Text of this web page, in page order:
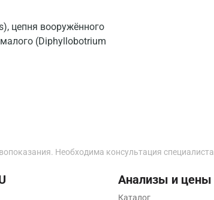
цепня вооружённого
(Diphyllobotrium
Необходима консультация специалиста
Анализы и цены
Каталог